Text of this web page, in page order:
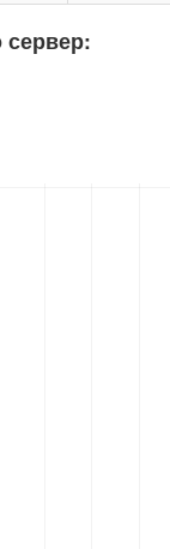
сервер: